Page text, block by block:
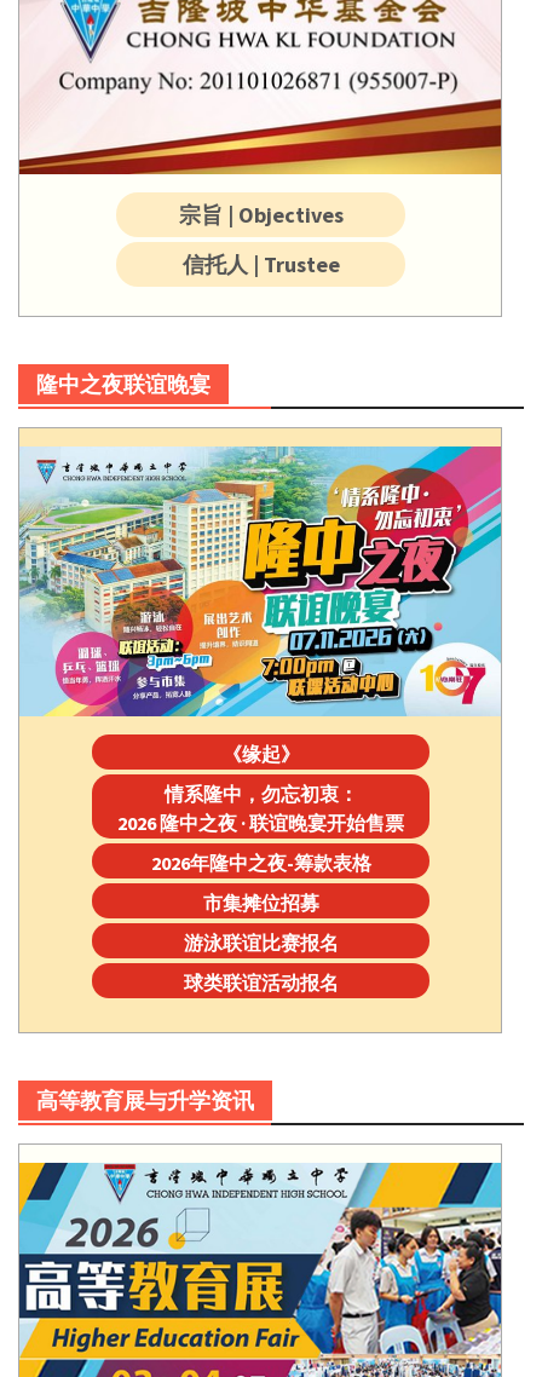
宗旨 | Objectives
信托人 | Trustee
隆中之夜联谊晚宴
《缘起》
情系隆中，勿忘初衷：
2026 隆中之夜 · 联谊晚宴开始售票
2026年隆中之夜-筹款表格
市集摊位招募
游泳联谊比赛报名
球类联谊活动报名
高等教育展与升学资讯